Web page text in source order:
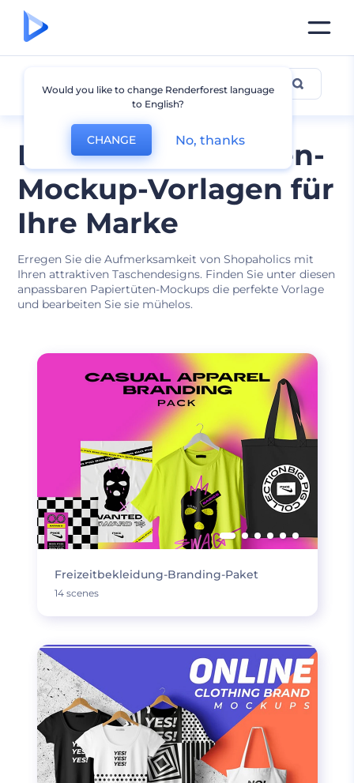
Kostenlose Taschen-
Mockup-Vorlagen für
Ihre Marke
Erregen Sie die Aufmerksamkeit von Shopaholics mit
Ihren attraktiven Taschendesigns. Finden Sie unter diesen
anpassbaren Papiertüten-Mockups die perfekte Vorlage
und bearbeiten Sie sie mühelos.
Tasche Mockup
Freizeitbekleidung-Branding-Paket
14 scenes
Would you like to change Renderforest language
to English?
CHANGE No, thanks